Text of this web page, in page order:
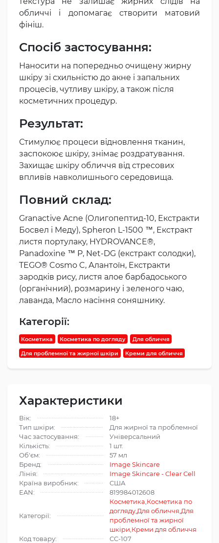
обличчі і допомагає створити матовий
фініш.
Спосіб застосування:
Наносити на попередньо очищену жирну
шкіру зі схильністю до акне і запальних
процесів, чутливу шкіру, а також після
косметичних процедур.
Результат:
Стимулює процеси відновлення тканин,
заспокоює шкіру, знімає роздратування.
Захищає шкіру обличчя від стресових
впливів навколишнього середовища.
Повний склад:
Granactive Acne (Олигопептид-10, Екстракти
Босвел і Меду), Spheron L-1500 ™, Екстракт
листя портулаку, HYDROVANCE®,
Panadoxine ™ P, Net-DG (екстракт солодки),
TEGO® Cosmo C, Алантоїн, Екстракти
зародків рису, листя алое барбадоського
(органічний), розмарину і зеленого чаю,
лаванда, Масло насіння соняшнику.
Категорії:
Косметика Косметика по догляду Для обличчя
Для проблемної та жирної шкіри Креми для обличчя
Характеристики
Вік:
18+
Тип шкіри:
Для жирної та проблемної
Час застосування:
Універсальний
Кількість:
1 шт.
Об'єм:
57 мл
Бренд:
Image Skincare
Лінія:
Image Skincare - Clear Cell
Країна виробник:
США
EAN:
819984012608
Категорії:
Косметика,Косметика по
догляду,Для обличчя,Для
проблемної та жирної
шкіри,Креми для обличчя
Код товару:
СС-107